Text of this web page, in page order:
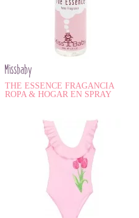
Missbaby
THE ESSENCE FRAGANCIA
ROPA & HOGAR EN SPRAY